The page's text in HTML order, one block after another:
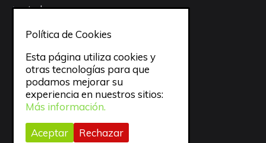
todo
trabajo
Trucos
Uncategorized
Video
Webapps
Política de Cookies
Esta página utiliza cookies y
otras tecnologías para que
podamos mejorar su
experiencia en nuestros sitios:
Más información.
Aceptar Rechazar